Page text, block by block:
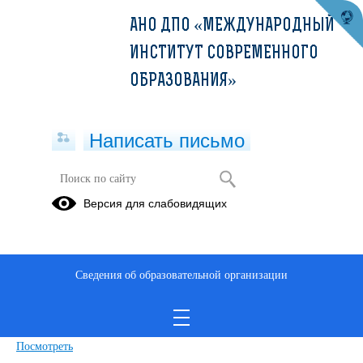
ДПП ПК_Инфекционная
контроль (36ч)_МИСО
Посмотреть
АНО ДПО «МЕЖДУНАРОДНЫЙ
ИНСТИТУТ СОВРЕМЕННОГО
ОБРАЗОВАНИЯ»
Написать письмо
Версия для слабовидящих
Сведения об образовательной организации